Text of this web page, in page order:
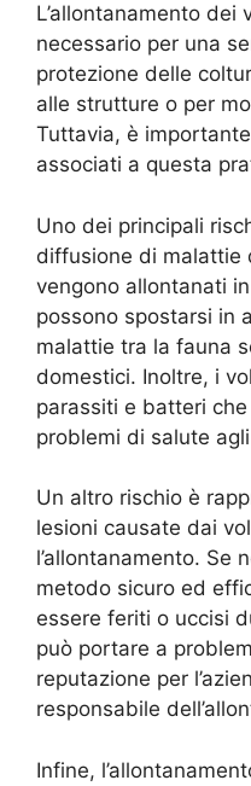
L’allontanamento dei
necessario per una
protezione delle
alle strutture o per
Tuttavia, è
associati a questa
Uno dei principali
diffusione di malattie
vengono allontanati
possono spostarsi in
malattie tra la fauna
domestici. Inoltre, i
parassiti e batteri
problemi di salute
Un altro rischio è
lesioni causate dai
l’allontanamento. Se
metodo sicuro ed
essere feriti o uccisi
può portare a
reputazione per
responsabile
Infine,